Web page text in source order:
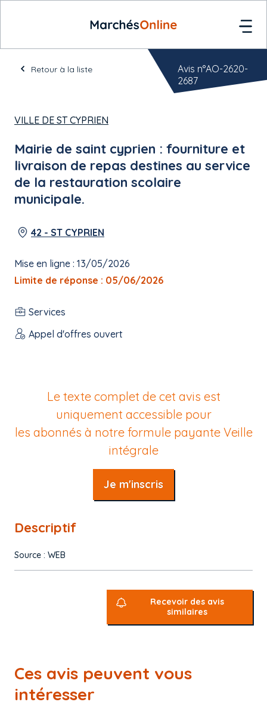
Retour à la liste
VILLE DE ST CYPRIEN
Mairie de saint cyprien : fourniture et
livraison de repas destines au service
de la restauration scolaire
municipale.
42 - ST CYPRIEN
Mise en ligne : 13/05/2026
Limite de réponse : 05/06/2026
Services
Appel d'offres ouvert
Avis n°AO-2620-
2687
Le texte complet de cet avis est
uniquement accessible pour
les abonnés à notre formule payante Veille
intégrale
Je m'inscris
Descriptif
Source : WEB
Recevoir des avis
similaires
Ces avis peuvent vous
intéresser